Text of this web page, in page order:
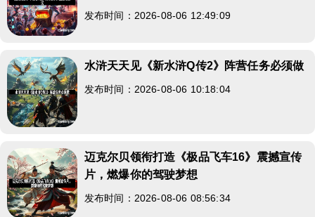
发布时间：2026-08-06 12:49:09
水浒天天见《新水浒Q传2》阵营任务必须做
发布时间：2026-08-06 10:18:04
迈克尔贝领衔打造《极品飞车16》震撼宣传
片，燃爆你的驾驶梦想
发布时间：2026-08-06 08:56:34